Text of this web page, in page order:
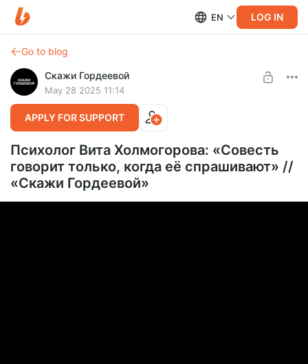
EN LOG IN
Go to blog
Скажи Гордеевой
May 28 2025 11:14
APPLY FOR SUPPORT
Психолог Вита Холмогорова: «Cовесть
говорит только, когда её спрашивают» //
«Cкажи Гордеевой»